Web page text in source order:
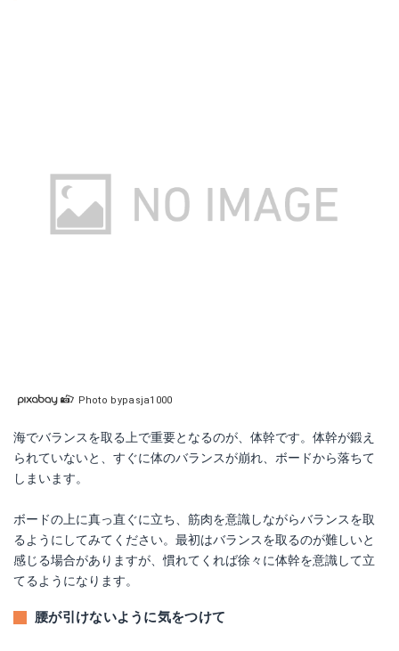
Photo bypasja1000
海でバランスを取る上で重要となるのが、体幹です。体幹が鍛え
られていないと、すぐに体のバランスが崩れ、ボードから落ちて
しまいます。
ボードの上に真っ直ぐに立ち、筋肉を意識しながらバランスを取
るようにしてみてください。最初はバランスを取るのが難しいと
感じる場合がありますが、慣れてくれば徐々に体幹を意識して立
てるようになります。
腰が引けないように気をつけて